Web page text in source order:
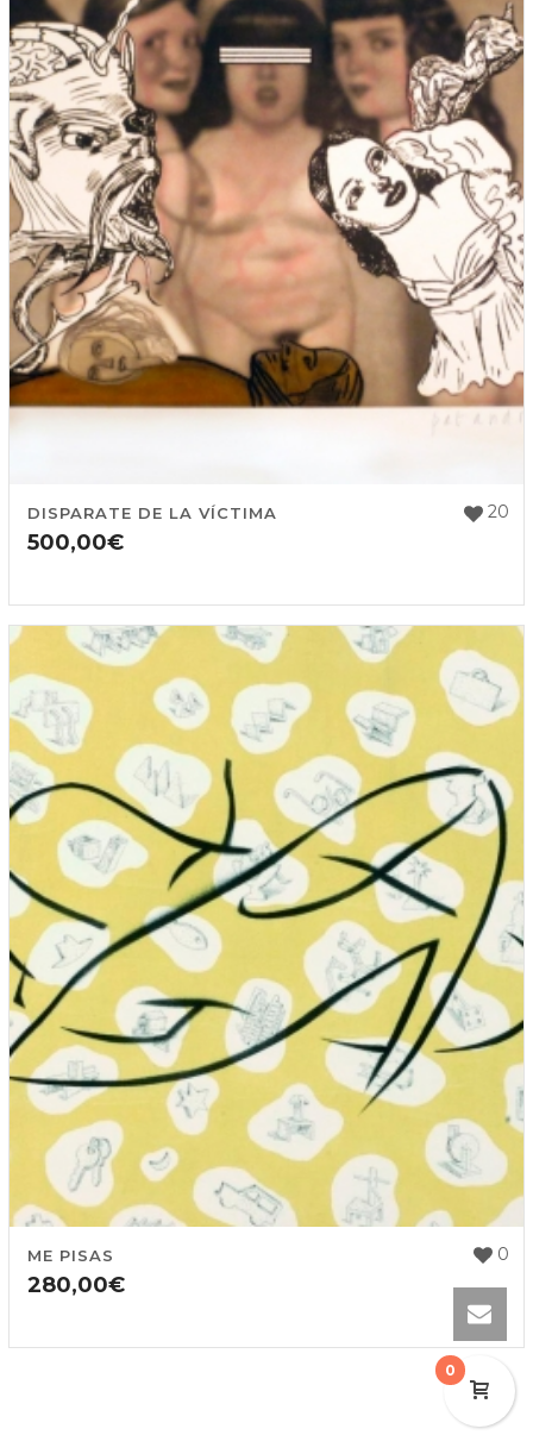
20
DISPARATE DE LA VÍCTIMA
500,00€
0
ME PISAS
280,00€
0